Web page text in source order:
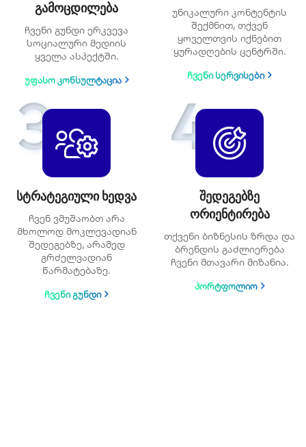
გამოცდილება
ჩვენი გუნდი ერკვევა
სოციალური მედიის
ყველა ასპექტში.
ᲣᲤᲐᲡᲝ ᲙᲝᲜᲡᲣᲚᲢᲐᲪᲘᲐ
უნიკალური კონტენტის
შექმნით, თქვენ
ყოველთვის იქნებით
ყურადღების ცენტრში.
ᲩᲕᲔᲜᲘ ᲡᲔᲠᲕᲘᲡᲔᲑᲘ
3
სტრატეგიული ხედვა
ჩვენ ვმუშაობთ არა
მხოლოდ მოკლევადიან
შედეგებზე, არამედ
გრძელვადიან
წარმატებაზე.
ᲩᲕᲔᲜᲘ ᲒᲣᲜᲓᲘ
4
შედეგებზე
ორიენტირება
თქვენი ბიზნესის ზრდა და
ბრენდის გაძლიერება
ჩვენი მთავარი მიზანია.
ᲞᲝᲠᲢᲤᲝᲚᲘᲝ